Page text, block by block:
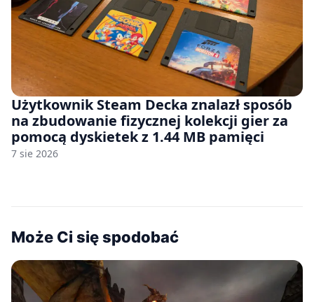
Użytkownik Steam Decka znalazł sposób
na zbudowanie fizycznej kolekcji gier za
pomocą dyskietek z 1.44 MB pamięci
7 sie 2026
Może Ci się spodobać